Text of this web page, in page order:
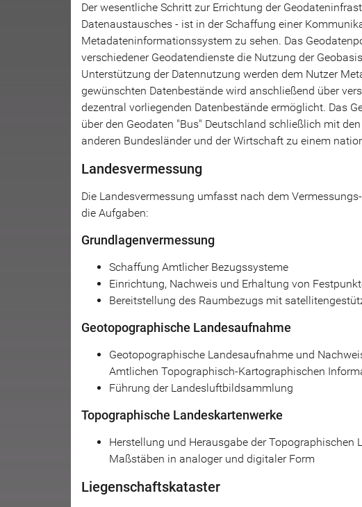
Der wesentliche Schritt zur Errichtung der
Datenaustausches - ist in der Schaffung einer
Metadateninformationssystem zu sehen. Das
verschiedener Geodatendienste die Nutzung der
Unterstützung der Datennutzung werden dem Nutzer
gewünschten Datenbestände wird anschließend über
dezentral vorliegenden Datenbestände ermöglicht. Das
über den Geodaten "Bus" Deutschland schließlich mit
anderen Bundesländer und der Wirtschaft zu einem
Landesvermessung
Die Landesvermessung umfasst nach dem
die Aufgaben:
Grundlagenvermessung
Schaffung Amtlicher Bezugssysteme
Einrichtung, Nachweis und Erhaltung von
Bereitstellung des Raumbezugs mit
Geotopographische Landesaufnahme
Geotopographische Landesaufnahme und
Amtlichen Topographisch-Kartographischen
Führung der Landesluftbildsammlung
Topographische Landeskartenwerke
Herstellung und Herausgabe der Topographischen
Maßstäben in analoger und digitaler Form
Liegenschaftskataster